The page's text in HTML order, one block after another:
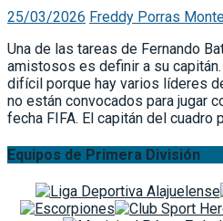
25/03/2026 Freddy Porras
Una de las tareas de Fernando
amistosos es definir a su capitán.
difícil porque hay varios líderes
no están convocados para jugar
fecha FIFA. El capitán del cuadro
Equipos de Primera División